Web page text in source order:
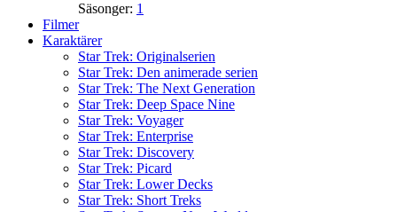
Säsonger: 1
Filmer
Karaktärer
Star Trek: Originalserien
Star Trek: Den animerade serien
Star Trek: The Next Generation
Star Trek: Deep Space Nine
Star Trek: Voyager
Star Trek: Enterprise
Star Trek: Discovery
Star Trek: Picard
Star Trek: Lower Decks
Star Trek: Short Treks